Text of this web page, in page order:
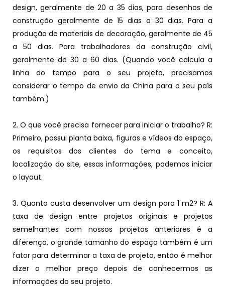
design, geralmente de 20 a 35 dias, para desenhos de
construção geralmente de 15 dias a 30 dias. Para a
produção de materiais de decoração, geralmente de 45
a 50 dias. Para trabalhadores da construção civil,
geralmente de 30 a 60 dias. (Quando você calcula a
linha do tempo para o seu projeto, precisamos
considerar o tempo de envio da China para o seu país
também.)
2. O que você precisa fornecer para iniciar o trabalho? R:
Primeiro, possui planta baixa, figuras e vídeos do espaço,
os requisitos dos clientes do tema e conceito,
localização do site, essas informações, podemos iniciar
o layout.
3. Quanto custa desenvolver um design para 1 m2? R: A
taxa de design entre projetos originais e projetos
semelhantes com nossos projetos anteriores é a
diferença, o grande tamanho do espaço também é um
fator para determinar a taxa de projeto, então é melhor
dizer o melhor preço depois de conhecermos as
informações do seu projeto.